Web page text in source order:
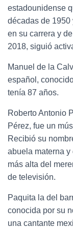
estadounidense
décadas de 1950
en su carrera y
2018, siguió
Manuel de la
español,
tenía 87 años.
Roberto Antonio
Pérez, fue un
Recibió su
abuela materna y
más alta del
de televisión.
Paquita la del
conocida por su
una cantante